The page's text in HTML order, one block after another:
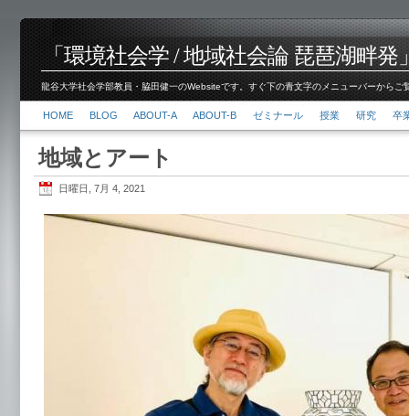
「環境社会学 / 地域社会論 琵琶湖畔発
龍谷大学社会学部教員・脇田健一のWebsiteです。すぐ下の青文字のメニューバーから
HOME BLOG ABOUT-A ABOUT-B ゼミナール 授業 研究 卒
地域とアート
日曜日, 7月 4, 2021